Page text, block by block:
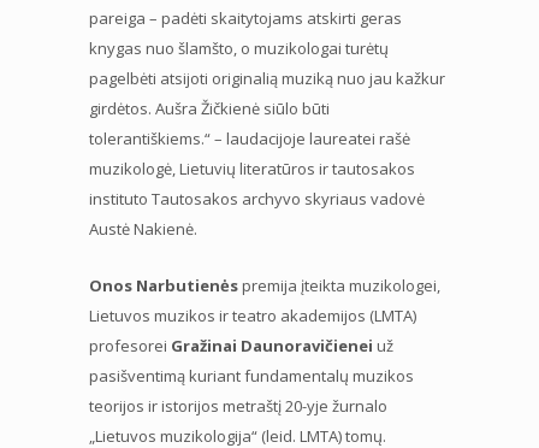
pareiga – padėti skaitytojams atskirti geras
knygas nuo šlamšto, o muzikologai turėtų
pagelbėti atsijoti originalią muziką nuo jau kažkur
girdėtos. Aušra Žičkienė siūlo būti
tolerantiškiems.“ – laudacijoje laureatei rašė
muzikologė, Lietuvių literatūros ir tautosakos
instituto Tautosakos archyvo skyriaus vadovė
Austė Nakienė.
Onos Narbutienėspremija įteikta muzikologei,
Lietuvos muzikos ir teatro akademijos (LMTA)
profesorei Gražinai Daunoravičienei už
pasišventimą kuriant fundamentalų muzikos
teorijos ir istorijos metraštį 20-yje žurnalo
„Lietuvos muzikologija“ (leid. LMTA) tomų.